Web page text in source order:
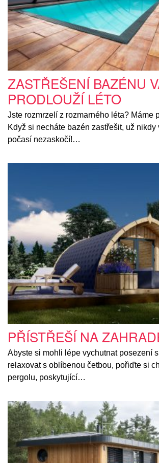
ZASTŘEŠENÍ BAZÉNU
PRODLOUŽÍ LÉTO
Jste rozmrzelí z rozmarného léta? Máme
Když si necháte bazén zastřešit, už nikdy
počasí nezaskočí!…
PŘÍSTŘEŠÍ NA
Abyste si mohli lépe vychutnat posezení
relaxovat s oblíbenou četbou, pořiďte si
pergolu, poskytující…